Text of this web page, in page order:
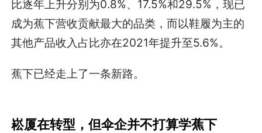
比逐年上升分别为0.8%、17.5%和29.5%，现已
成为蕉下营收贡献最大的品类，而以鞋履为主的
其他产品收入占比亦在2021年提升至5.6%。
蕉下已经走上了一条新路。
崧厦在转型，但伞企并不打算学蕉下